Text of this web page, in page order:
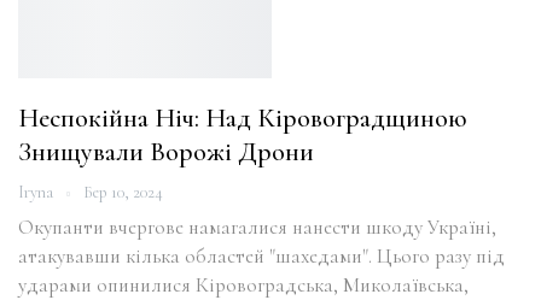
Неспокійна Ніч: Над Кіровоградщиною
Знищували Ворожі Дрони
Iryna Бер 10, 2024
Окупанти вчергове намагалися нанести шкоду Україні,
атакувавши кілька областей "шахедами". Цього разу під
ударами опинилися Кіровоградська, Миколаївська,